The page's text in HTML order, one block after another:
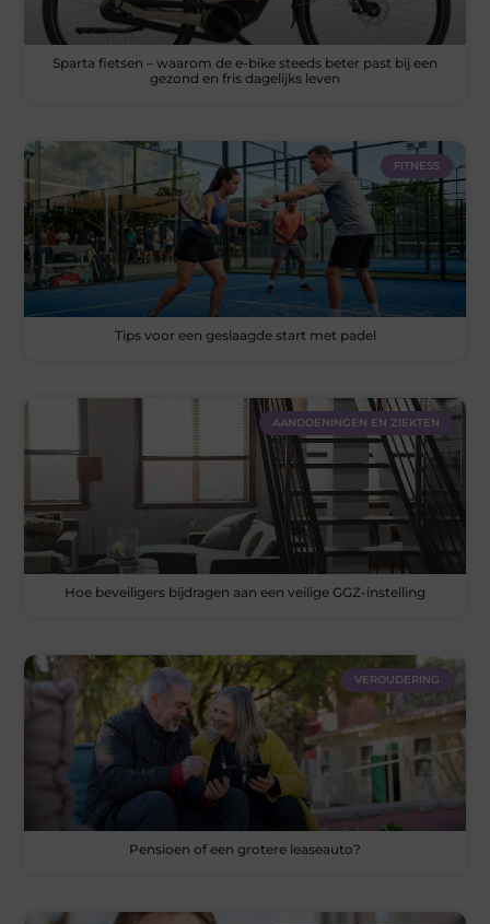
Sparta fietsen – waarom de e-bike steeds beter past bij een
gezond en fris dagelijks leven
FITNESS
Tips voor een geslaagde start met padel
AANDOENINGEN EN ZIEKTEN
Hoe beveiligers bijdragen aan een veilige GGZ-instelling
VEROUDERING
Pensioen of een grotere leaseauto?